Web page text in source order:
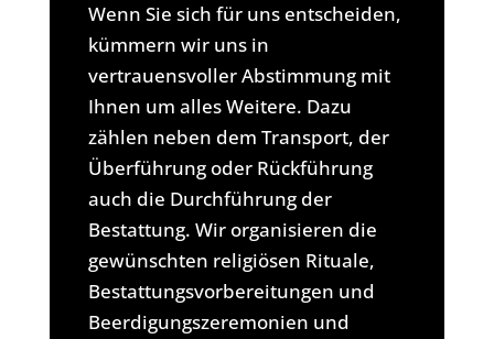
Wenn Sie sich für uns entscheiden,
kümmern wir uns in
vertrauensvoller Abstimmung mit
Ihnen um alles Weitere. Dazu
zählen neben dem Transport, der
Überführung oder Rückführung
auch die Durchführung der
Bestattung. Wir organisieren die
gewünschten religiösen Rituale,
Bestattungsvorbereitungen und
Beerdigungszeremonien und